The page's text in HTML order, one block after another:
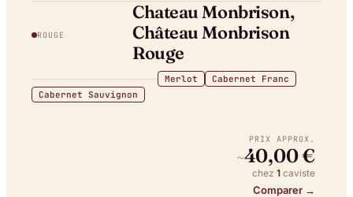
ROUGE
Chateau Monbrison,
Château Monbrison
Rouge
Merlot
Cabernet Franc
Cabernet Sauvignon
PRIX APPROX.
~40,00 €
chez 1 caviste
Comparer →